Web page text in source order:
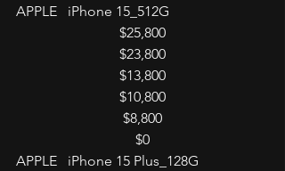
APPLE   iPhone 15_512G
$25,800
$23,800
$13,800
$10,800
$8,800
$0
APPLE   iPhone 15 Plus_128G